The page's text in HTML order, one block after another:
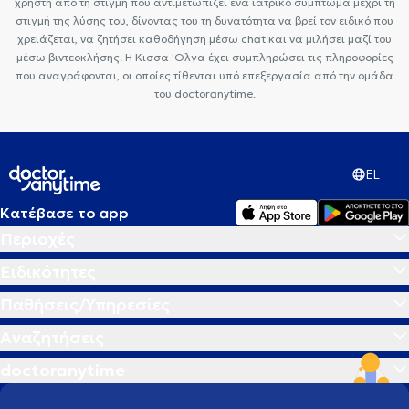
στιγμή της λύσης του, δίνοντας του τη δυνατότητα να βρεί τον ειδικό που
χρειάζεται, να ζητήσει καθοδήγηση μέσω chat και να μιλήσει μαζί του
μέσω βιντεοκλήσης. Η Κισσα 'Ολγα έχει συμπληρώσει τις πληροφορίες
που αναγράφονται, οι οποίες τίθενται υπό επεξεργασία από την ομάδα
του doctoranytime.
EL
Κατέβασε το app